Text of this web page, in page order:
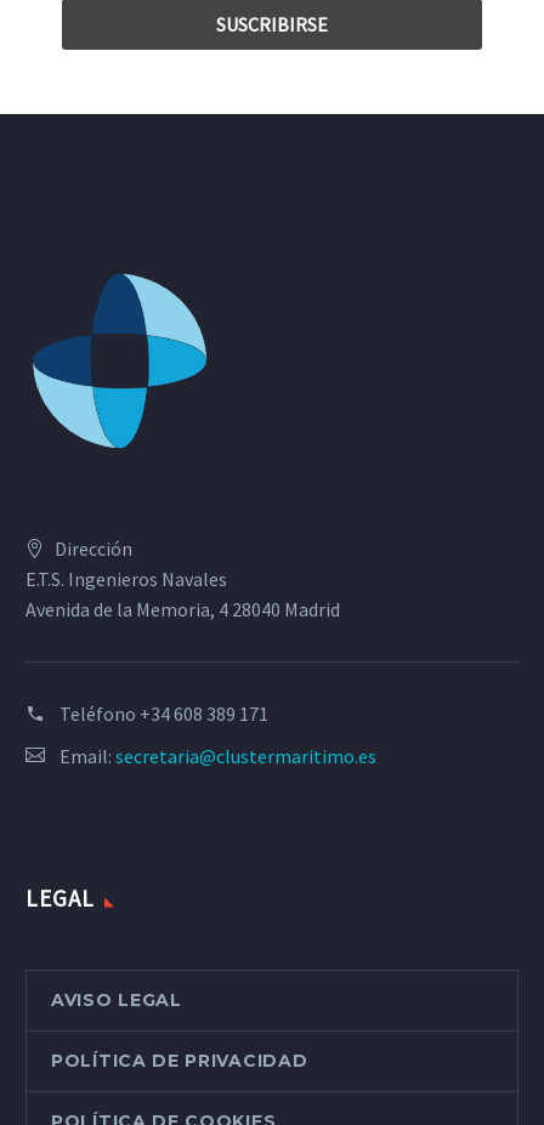
Dirección
E.T.S. Ingenieros Navales
Avenida de la Memoria, 4 28040 Madrid
Teléfono +34 608 389 171
Email: secretaria@clustermaritimo.es
LEGAL
AVISO LEGAL
POLÍTICA DE PRIVACIDAD